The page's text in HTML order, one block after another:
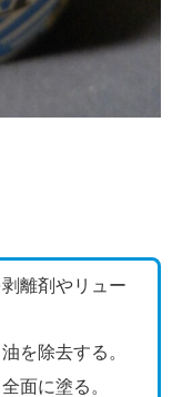
離剤やリュー
を除去する。
面に塗る。